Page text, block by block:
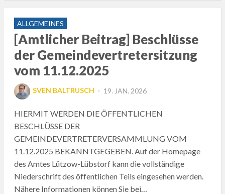
ALLGEMEINES
[Amtlicher Beitrag] Beschlüsse
der Gemeindevertretersitzung
vom 11.12.2025
SVEN BALTRUSCH
POSTED
19. JAN. 2026
HIERMIT WERDEN DIE ÖFFENTLICHEN
BESCHLÜSSE DER
GEMEINDEVERTRETERVERSAMMLUNG VOM
11.12.2025 BEKANNTGEGEBEN. Auf der Homepage
des Amtes Lützow-Lübstorf kann die vollständige
Niederschrift des öffentlichen Teils eingesehen werden.
Nähere Informationen können Sie bei…